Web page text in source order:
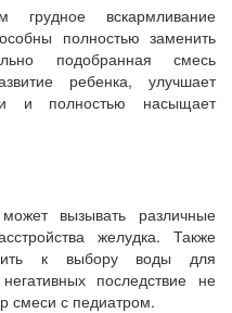
вскармливание
полностью заменить
подобранная смесь
ребенка, улучшает
и полностью насыщает
вызывать различные
желудка. Также
к выбору воды для
последствие не
смеси с педиатром.